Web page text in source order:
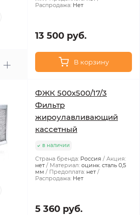
Распродажа: Нет
13 500 руб.
В корзину
ФЖК 500х500/17/3
Фильтр
жироулавливающий
кассетный
в наличии
Страна бренда: Россия
Акция:
нет
Материал: оцинк. сталь 0,5
мм
Предоплата: нет
Распродажа: Нет
5 360 руб.